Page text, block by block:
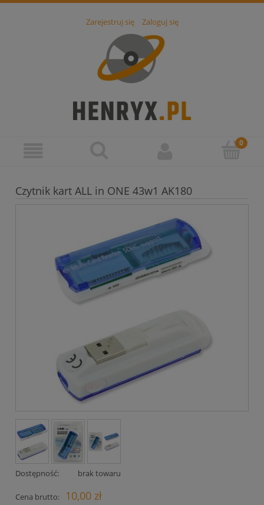
Zarejestruj się Zaloguj się
Czytnik kart ALL in ONE 43w1 AK180
Dostępność: brak towaru
Cena brutto: 10,00 zł